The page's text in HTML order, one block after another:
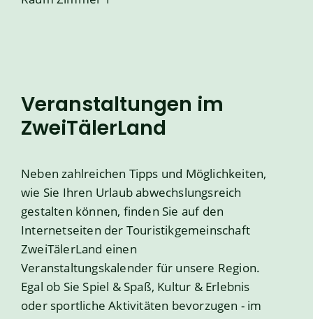
Veranstaltungen im
ZweiTälerLand
Neben zahlreichen Tipps und Möglichkeiten,
wie Sie Ihren Urlaub abwechslungsreich
gestalten können, finden Sie auf den
Internetseiten der Touristikgemeinschaft
ZweiTälerLand einen
Veranstaltungskalender für unsere Region.
Egal ob Sie Spiel & Spaß, Kultur & Erlebnis
oder sportliche Aktivitäten bevorzugen - im